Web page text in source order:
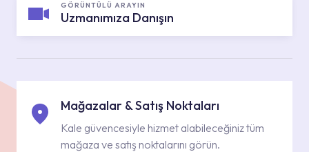
GÖRÜNTÜLÜ ARAYIN
Uzmanımıza Danışın
Mağazalar & Satış Noktaları
Kale güvencesiyle hizmet alabileceğiniz tüm
mağaza ve satış noktalarını görün.